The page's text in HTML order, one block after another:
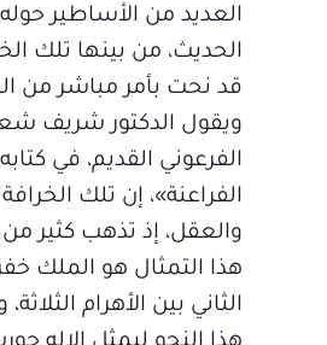
العديد من الأساطير حوله
الحديث، من بينها تلك
قد نحت بأمر مباشر من
ويقول الدكتور شريف
الفرعوني القديم، في
الفراعنة»، إن تلك
والعقل، إذ تذهب كثير من
هذا التمثال هو الملك
الثاني بين الأهرام